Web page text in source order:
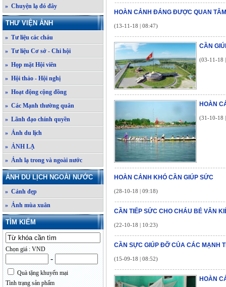
» Chuyện lạ đó đây
THƯ VIỆN ẢNH
» Tư liệu các cháu
» Tư liệu Cơ sở - Chi hội
» Họp mặt Hội viên
» Hội thảo - Hội nghị
» Hoạt động cộng đồng
» Các Mạnh thường quân
» Lãnh đạo chính quyền
» Ảnh du lịch
» ẢNH LẠ
» Ảnh lạ trong và ngoài nước
ẢNH DU LỊCH NGOÀI NƯỚC
» Cảnh đẹp
» Ảnh mùa xuân
TÌM KIẾM
Chọn giá : VND
-
Quà tặng khuyến mại
Tình trạng sản phẩm
HOÀN CẢNH ĐÁNG ĐƯỢC QUAN TÂM
(13-11-18 | 08:47)
CẦN
(03-11-18
HOÀN
(31-10-18
HOÀN CẢNH KHÓ CẦN GIÚP SỨC
(28-10-18 | 09:18)
CẦN TIẾP SỨC CHO CHÁU BÉ VÂN
(22-10-18 | 10:23)
CẦN SỰC GIÚP ĐỠ CỦA CÁC MẠNH
(15-09-18 | 08:52)
HOÀN